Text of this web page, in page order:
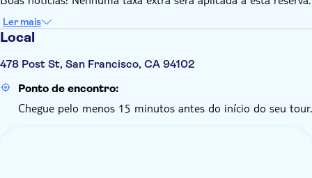
Ler mais
Local
478 Post St, San Francisco, CA 94102
Ponto de encontro:
Chegue pelo menos 15 minutos antes do início do seu tour.